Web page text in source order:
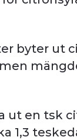
byter ut
ut en tsk
1,3